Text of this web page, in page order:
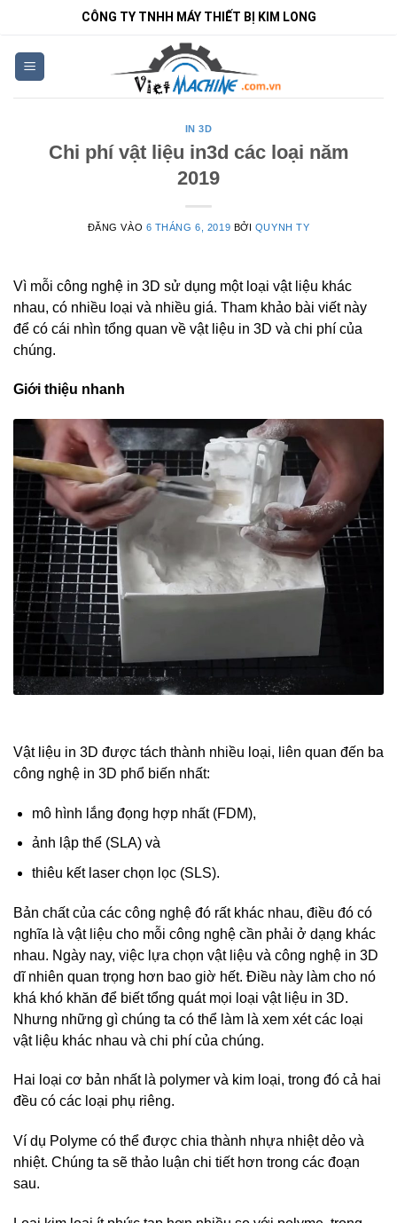
nội
dung
CÔNG TY TNHH MÁY THIẾT BỊ KIM LONG
IN 3D
Chi phí vật liệu in3d các loại năm
2019
ĐĂNG VÀO 6 THÁNG 6, 2019 BỞI QUYNH TY
Vì mỗi công nghệ in 3D sử dụng một loại vật liệu khác
nhau, có nhiều loại và nhiều giá. Tham khảo bài viết này
để có cái nhìn tổng quan về vật liệu in 3D và chi phí của
chúng.
Giới thiệu nhanh
Vật liệu in 3D được tách thành nhiều loại, liên quan đến ba
công nghệ in 3D phổ biến nhất:
mô hình lắng đọng hợp nhất (FDM),
ảnh lập thể (SLA) và
thiêu kết laser chọn lọc (SLS).
Bản chất của các công nghệ đó rất khác nhau, điều đó có
nghĩa là vật liệu cho mỗi công nghệ cần phải ở dạng khác
nhau. Ngày nay, việc lựa chọn vật liệu và công nghệ in 3D
dĩ nhiên quan trọng hơn bao giờ hết. Điều này làm cho nó
khá khó khăn để biết tổng quát mọi loại vật liệu in 3D.
Nhưng những gì chúng ta có thể làm là xem xét các loại
vật liệu khác nhau và chi phí của chúng.
Hai loại cơ bản nhất là polymer và kim loại, trong đó cả hai
đều có các loại phụ riêng.
Ví dụ Polyme có thể được chia thành nhựa nhiệt dẻo và
nhiệt. Chúng ta sẽ thảo luận chi tiết hơn trong các đoạn
sau.